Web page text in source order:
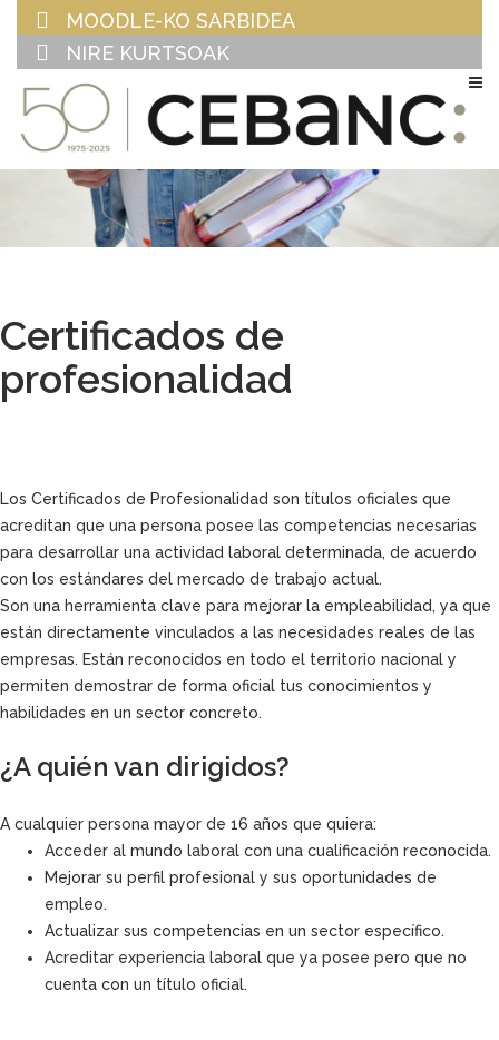
MOODLE-KO SARBIDEA
NIRE KURTSOAK
Certificados de
profesionalidad
Los Certificados de Profesionalidad son títulos oficiales que
acreditan que una persona posee las competencias necesarias
para desarrollar una actividad laboral determinada, de acuerdo
con los estándares del mercado de trabajo actual.
Son una herramienta clave para mejorar la empleabilidad, ya que
están directamente vinculados a las necesidades reales de las
empresas. Están reconocidos en todo el territorio nacional y
permiten demostrar de forma oficial tus conocimientos y
habilidades en un sector concreto.
¿A quién van dirigidos?
A cualquier persona mayor de 16 años que quiera:
Acceder al mundo laboral con una cualificación reconocida.
Mejorar su perfil profesional y sus oportunidades de
empleo.
Actualizar sus competencias en un sector específico.
Acreditar experiencia laboral que ya posee pero que no
cuenta con un título oficial.